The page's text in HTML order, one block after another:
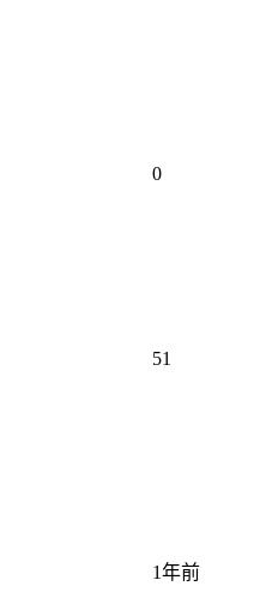
0
51
1年前